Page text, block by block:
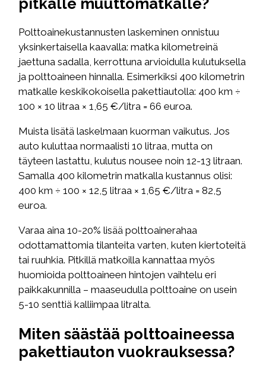
pitkälle muuttomatkalle?
Polttoainekustannusten laskeminen onnistuu
yksinkertaisella kaavalla: matka kilometreinä
jaettuna sadalla, kerrottuna arvioidulla kulutuksella
ja polttoaineen hinnalla. Esimerkiksi 400 kilometrin
matkalle keskikokoisella pakettiautolla: 400 km ÷
100 × 10 litraa × 1,65 €/litra = 66 euroa.
Muista lisätä laskelmaan kuorman vaikutus. Jos
auto kuluttaa normaalisti 10 litraa, mutta on
täyteen lastattu, kulutus nousee noin 12-13 litraan.
Samalla 400 kilometrin matkalla kustannus olisi:
400 km ÷ 100 × 12,5 litraa × 1,65 €/litra = 82,5
euroa.
Varaa aina 10-20% lisää polttoainerahaa
odottamattomia tilanteita varten, kuten kiertoteitä
tai ruuhkia. Pitkillä matkoilla kannattaa myös
huomioida polttoaineen hintojen vaihtelu eri
paikkakunnilla – maaseudulla polttoaine on usein
5-10 senttiä kalliimpaa litralta.
Miten säästää polttoaineessa
pakettiauton vuokrauksessa?